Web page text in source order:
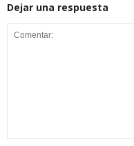
Dejar una respuesta